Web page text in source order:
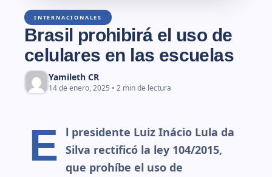
INTERNACIONALES
Brasil prohibirá el uso de
celulares en las escuelas
Yamileth CR
14 de enero, 2025 • 2 min de lectura
E
l presidente Luiz Inácio Lula da
Silva rectificó la ley 104/2015,
que prohíbe el uso de